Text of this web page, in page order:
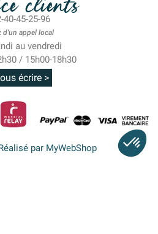
40-45-25-96
d'un appel local
au vendredi
/ 15h00-18h30
écrire >
par MyWebShop